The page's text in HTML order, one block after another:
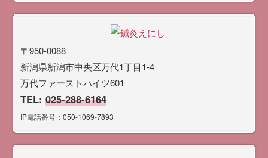
〒950-0088
新潟県新潟市中央区万代1丁目1-4
万代ファーストハイツ601
TEL:025-288-6164
IP電話番号：050-1069-7893